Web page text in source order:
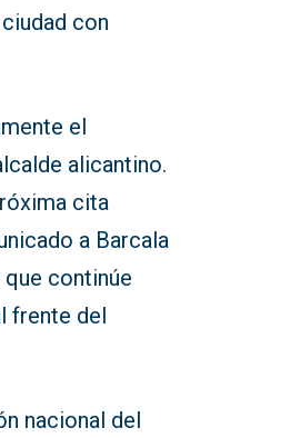
con
el
alicantino.
cita
a Barcala
continúe
frente del
nacional del